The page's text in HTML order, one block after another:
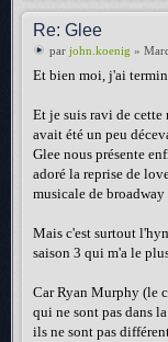
Re: Glee
par john.koenig »
Et bien moi, j'ai
Et je suis ravi de
avait été un peu
Glee nous présente
adoré la reprise de
musicale de
Mais c'est surtout
saison 3 qui m'a le
Car Ryan Murphy (le
qui ne sont pas dans
ils ne sont pas